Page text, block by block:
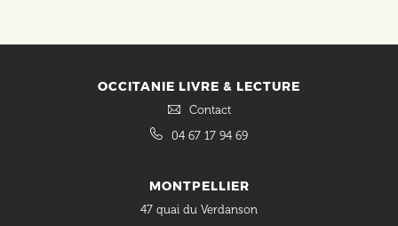
OCCITANIE LIVRE & LECTURE
Contact
04 67 17 94 69
MONTPELLIER
47 quai du Verdanson